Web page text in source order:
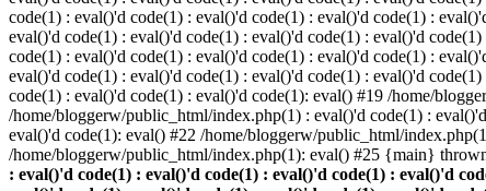
code(1) : eval()'d code(1) : eval()'d code(1) : eval()'d code(1) :
eval()'d code(1) : eval()'d code(1) : eval()'d code(1) : eval()'d
code(1) : eval()'d code(1) : eval()'d code(1) : eval()'d code(1) :
eval()'d code(1) : eval()'d code(1) : eval()'d code(1) : eval()'d
code(1) : eval()'d code(1) : eval()'d code(1): eval() #19 /home/
/home/bloggerw/public_html/index.php(1) : eval()'d code(1) :
eval()'d code(1): eval() #22 /home/bloggerw/public_html/
/home/bloggerw/public_html/index.php(1): eval() #25 {main}
: eval()'d code(1) : eval()'d code(1) : eval()'d code(1) : eval()'d